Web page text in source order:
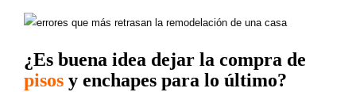
¿Es buena idea dejar la compra de
pisos y enchapes para lo último?